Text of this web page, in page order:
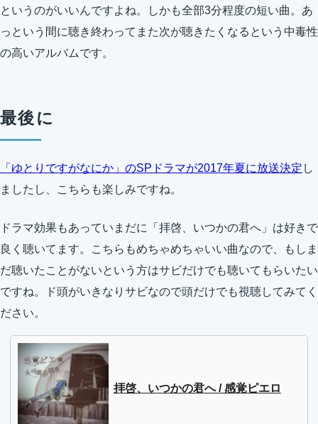
というのがいいんですよね。しかも全部3分程度の短い曲。あ
っという間に聴き終わってまた次が聴きたくなるという中毒性
の高いアルバムです。
最後に
「ゆとりですがなにか」のSPドラマが2017年夏に放送決定 し
ましたし、こちらも楽しみですね。
ドラマ効果もあっていまだに「拝啓、いつかの君へ」は好きで
良く聴いてます。こちらもめちゃめちゃいい曲なので、もしま
だ聴いたことがないという方はサビだけでも聴いてもらいたい
ですね。ド頭がいきなりサビなので頭だけでも視聴してみてく
ださい。
拝啓、いつかの君へ / 感覚ピエロ